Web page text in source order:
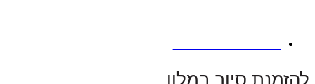
להזמנת סיור במלון